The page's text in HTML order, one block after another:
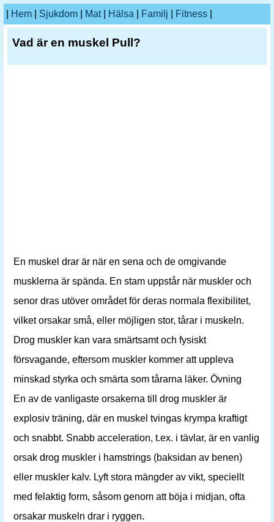
Hem Sjukdom Mat| Hälsa Familj Fitness
Vad är en muskel Pull?
En muskel drar är när en sena och de omgivande
musklerna är spända. En stam uppstår när muskler och
senor dras utöver området för deras normala flexibilitet,
vilket orsakar små, eller möjligen stor, tårar i muskeln.
Drog muskler kan vara smärtsamt och fysiskt
försvagande, eftersom muskler kommer att uppleva
minskad styrka och smärta som tårarna läker. Övning
En av de vanligaste orsakerna till drog muskler är
explosiv träning, där en muskel tvingas krympa kraftigt
och snabbt. Snabb acceleration, t.ex. i tävlar, är en vanlig
orsak drog muskler i hamstrings (baksidan av benen)
eller muskler kalv. Lyft stora mängder av vikt, speciellt
med felaktig form, såsom genom att böja i midjan, ofta
orsakar muskeln drar i ryggen.